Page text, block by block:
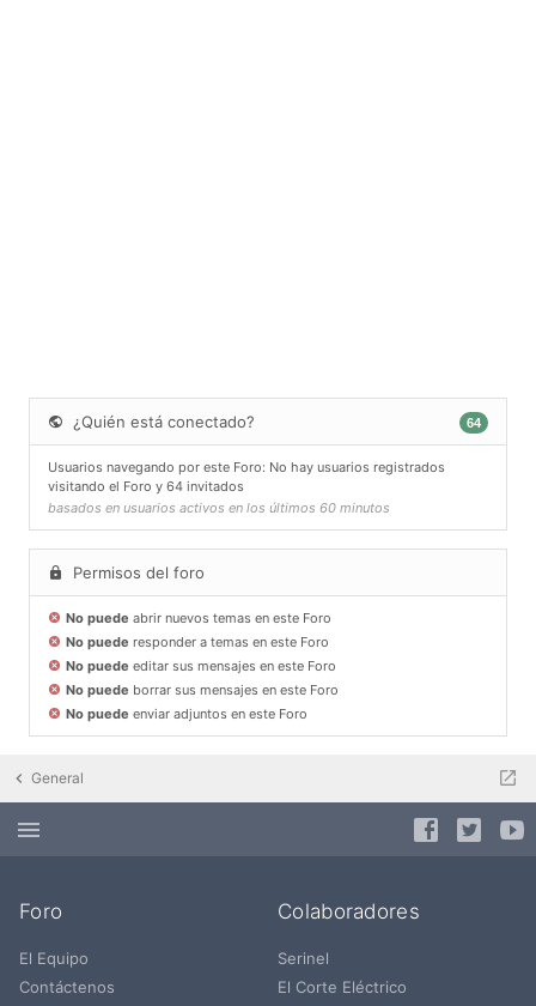
¿Quién está conectado? 64
Usuarios navegando por este Foro: No hay usuarios registrados
visitando el Foro y 64 invitados
basados en usuarios activos en los últimos 60 minutos
Permisos del foro
No puede abrir nuevos temas en este Foro
No puede responder a temas en este Foro
No puede editar sus mensajes en este Foro
No puede borrar sus mensajes en este Foro
No puede enviar adjuntos en este Foro
General
Foro
El Equipo
Contáctenos
Colaboradores
Serinel
El Corte Eléctrico